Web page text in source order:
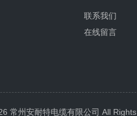
联系我们
在线留言
常州安耐特电缆有限公司 All